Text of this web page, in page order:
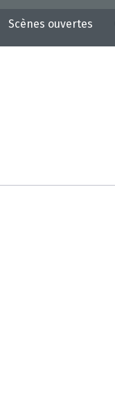
Scènes ouvertes